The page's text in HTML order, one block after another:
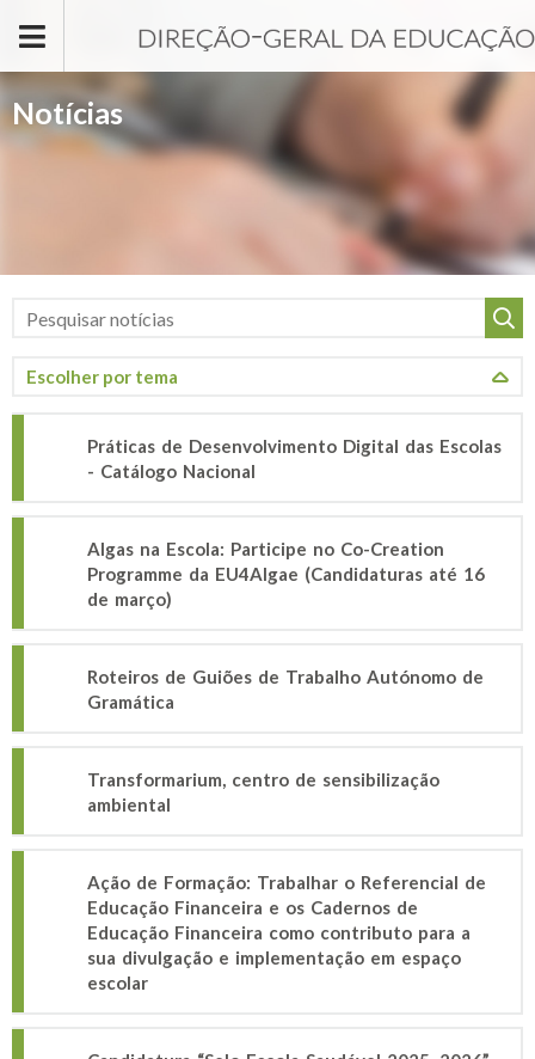
Notícias
Práticas de Desenvolvimento Digital das Escolas
- Catálogo Nacional
Algas na Escola: Participe no Co-Creation
Programme da EU4Algae (Candidaturas até 16
de março)
Roteiros de Guiões de Trabalho Autónomo de
Gramática
Transformarium, centro de sensibilização
ambiental
Ação de Formação: Trabalhar o Referencial de
Educação Financeira e os Cadernos de
Educação Financeira como contributo para a
sua divulgação e implementação em espaço
escolar